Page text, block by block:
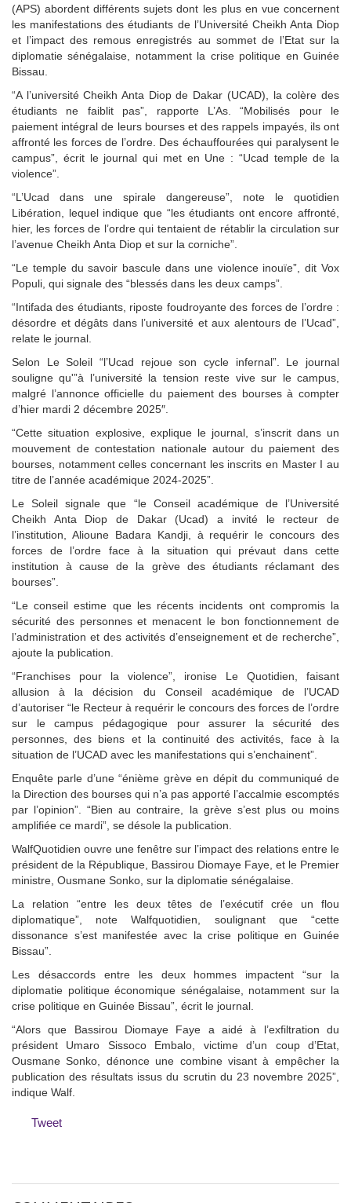
(APS) abordent différents sujets dont les plus en vue concernent
les manifestations des étudiants de l’Université Cheikh Anta Diop
et l’impact des remous enregistrés au sommet de l’Etat sur la
diplomatie sénégalaise, notamment la crise politique en Guinée
Bissau.
“A l’université Cheikh Anta Diop de Dakar (UCAD), la colère des
étudiants ne faiblit pas”, rapporte L’As. “Mobilisés pour le
paiement intégral de leurs bourses et des rappels impayés, ils ont
affronté les forces de l’ordre. Des échauffourées qui paralysent le
campus”, écrit le journal qui met en Une : “Ucad temple de la
violence”.
“L’Ucad dans une spirale dangereuse”, note le quotidien
Libération, lequel indique que “les étudiants ont encore affronté,
hier, les forces de l’ordre qui tentaient de rétablir la circulation sur
l’avenue Cheikh Anta Diop et sur la corniche”.
“Le temple du savoir bascule dans une violence inouïe”, dit Vox
Populi, qui signale des “blessés dans les deux camps”.
“Intifada des étudiants, riposte foudroyante des forces de l’ordre :
désordre et dégâts dans l’université et aux alentours de l’Ucad”,
relate le journal.
Selon Le Soleil “l’Ucad rejoue son cycle infernal”. Le journal
souligne qu'”à l’université la tension reste vive sur le campus,
malgré l’annonce officielle du paiement des bourses à compter
d’hier mardi 2 décembre 2025″.
“Cette situation explosive, explique le journal, s’inscrit dans un
mouvement de contestation nationale autour du paiement des
bourses, notamment celles concernant les inscrits en Master I au
titre de l’année académique 2024-2025”.
Le Soleil signale que “le Conseil académique de l’Université
Cheikh Anta Diop de Dakar (Ucad) a invité le recteur de
l’institution, Alioune Badara Kandji, à requérir le concours des
forces de l’ordre face à la situation qui prévaut dans cette
institution à cause de la grève des étudiants réclamant des
bourses”.
“Le conseil estime que les récents incidents ont compromis la
sécurité des personnes et menacent le bon fonctionnement de
l’administration et des activités d’enseignement et de recherche”,
ajoute la publication.
“Franchises pour la violence”, ironise Le Quotidien, faisant
allusion à la décision du Conseil académique de l’UCAD
d’autoriser “le Recteur à requérir le concours des forces de l’ordre
sur le campus pédagogique pour assurer la sécurité des
personnes, des biens et la continuité des activités, face à la
situation de l’UCAD avec les manifestations qui s’enchainent”.
Enquête parle d’une “énième grève en dépit du communiqué de
la Direction des bourses qui n’a pas apporté l’accalmie escomptés
par l’opinion”. “Bien au contraire, la grève s’est plus ou moins
amplifiée ce mardi”, se désole la publication.
WalfQuotidien ouvre une fenêtre sur l’impact des relations entre le
président de la République, Bassirou Diomaye Faye, et le Premier
ministre, Ousmane Sonko, sur la diplomatie sénégalaise.
La relation “entre les deux têtes de l’exécutif crée un flou
diplomatique”, note Walfquotidien, soulignant que “cette
dissonance s’est manifestée avec la crise politique en Guinée
Bissau”.
Les désaccords entre les deux hommes impactent “sur la
diplomatie politique économique sénégalaise, notamment sur la
crise politique en Guinée Bissau”, écrit le journal.
“Alors que Bassirou Diomaye Faye a aidé à l’exfiltration du
président Umaro Sissoco Embalo, victime d’un coup d’Etat,
Ousmane Sonko, dénonce une combine visant à empêcher la
publication des résultats issus du scrutin du 23 novembre 2025”,
indique Walf.
Tweet